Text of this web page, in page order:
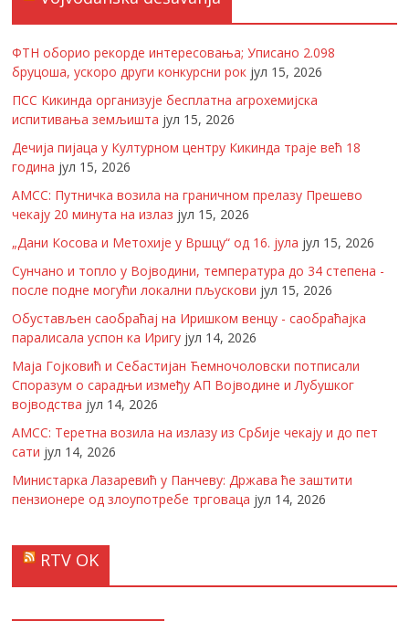
ФТН оборио рекорде интересовања; Уписано 2.098
бруцоша, ускоро други конкурсни рок јул 15, 2026
ПСС Кикинда организује бесплатна агрохемијска
испитивања земљишта јул 15, 2026
Дечија пијаца у Културном центру Кикинда траје већ 18
година јул 15, 2026
АМСС: Путничка возила на граничном прелазу Прешево
чекају 20 минута на излаз јул 15, 2026
„Дани Косова и Метохије у Вршцу“ од 16. јула јул 15, 2026
Сунчано и топло у Војводини, температура до 34 степена -
после подне могући локални пљускови јул 15, 2026
Обустављен саобраћај на Иришком венцу - саобраћајка
паралисала успон ка Иригу јул 14, 2026
Маја Гојковић и Себастијан Ћемночоловски потписали
Споразум о сарадњи између АП Војводине и Лубушког
војводства јул 14, 2026
АМСС: Теретна возила на излазу из Србије чекају и до пет
сати јул 14, 2026
Министарка Лазаревић у Панчеву: Држава ће заштити
пензионере од злоупотребе трговаца јул 14, 2026
RTV OK